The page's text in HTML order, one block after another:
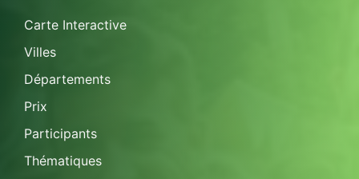
Carte Interactive
Villes
Départements
Prix
Participants
Thématiques